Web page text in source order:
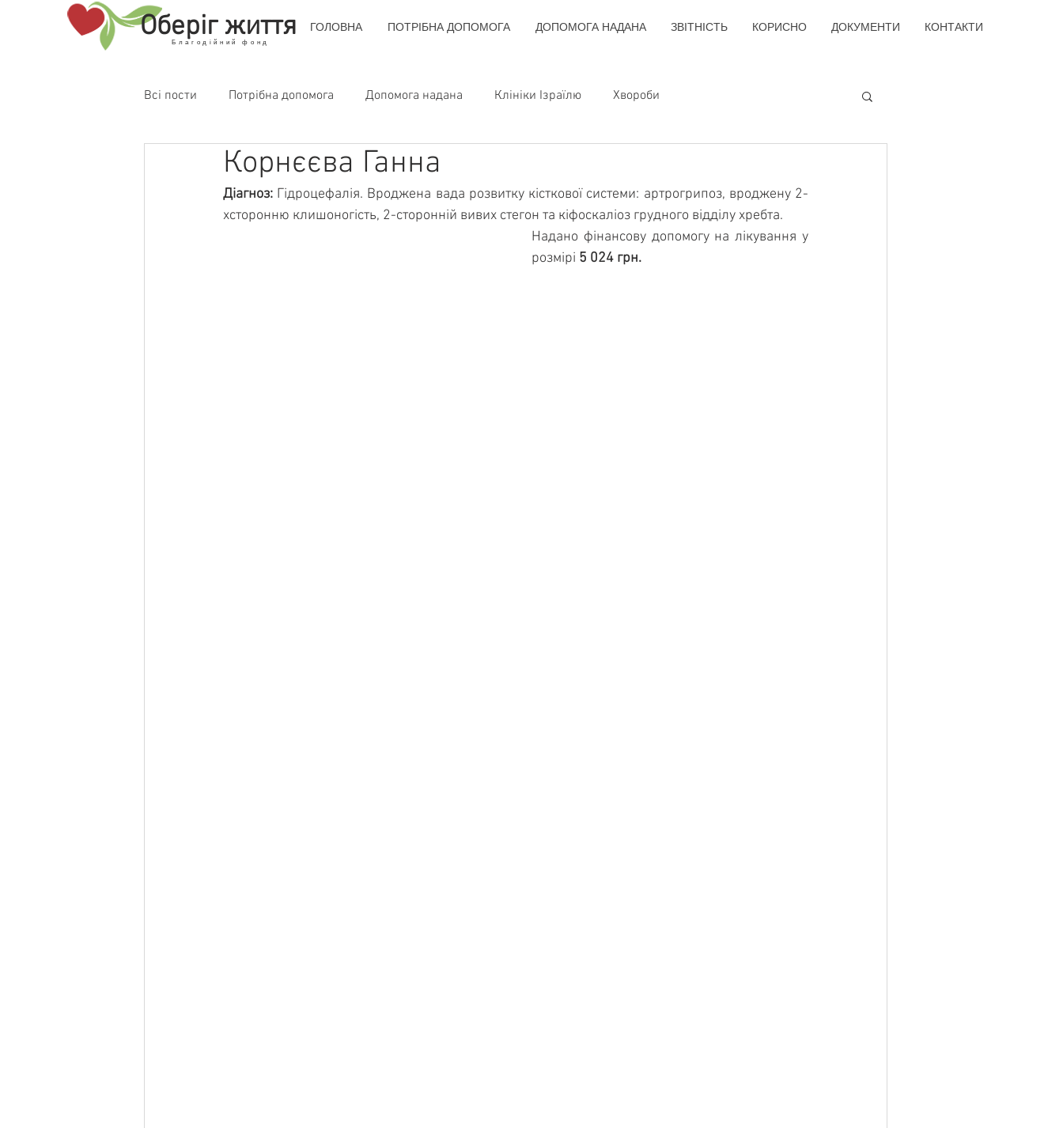
ГОЛОВНА ПОТРІБНА ДОПОМОГА ДОПОМОГА НАДАНА ЗВІТНІСТЬ КОРИСНО ДОКУМЕНТИ КОНТАКТИ
Оберіг життя
Благодійний фонд
Всі пости Потрібна допомога Допомога надана Клініки Ізраїлю Хвороби
Корнєєва Ганна
Діагноз: Гідроцефалія. Вроджена вада розвитку кісткової системи: артрогрипоз, вроджену 2-
хсторонню клишоногість, 2-сторонній вивих стегон та кіфоскаліоз грудного відділу хребта.
Надано фінансову допомогу на лікування у
розмірі 5 024 грн.